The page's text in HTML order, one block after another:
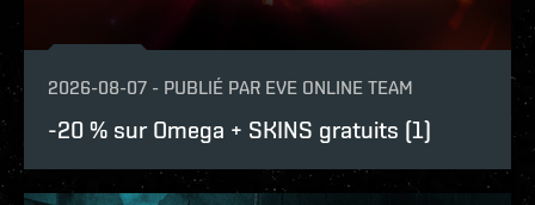
2026-08-07 - PUBLIÉ PAR EVE ONLINE TEAM
-20 % sur Omega + SKINS gratuits (1)